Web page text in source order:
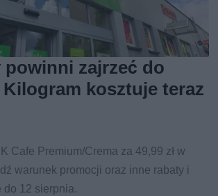
powinni zajrzeć do
kosztuje teraz
Cafe Premium/Crema za 49,99 zł w
warunek promocji oraz inne rabaty i
do 12 sierpnia.